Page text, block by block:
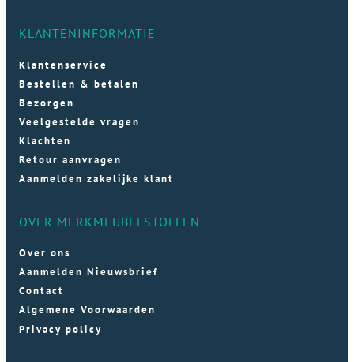
KLANTENINFORMATIE
Klantenservice
Bestellen & betalen
Bezorgen
Veelgestelde vragen
Klachten
Retour aanvragen
Aanmelden zakelijke klant
OVER MERKMEUBELSTOFFEN
Over ons
Aanmelden Nieuwsbrief
Contact
Algemene Voorwaarden
Privacy policy